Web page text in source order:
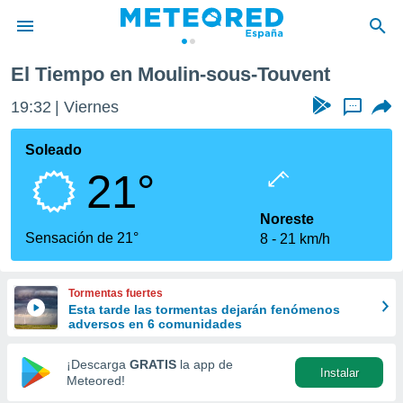
de
por
que se
calidad.
a este
las
y
forma
digital
basada
El Tiempo en Moulin-sous-Touvent
19:32 Viernes ...
Soleado
21°
Sensación de 21°
Noreste
8
21 km/h
Tormentas fuertes
Esta tarde las tormentas dejarán fenómenos
adversos en 6 comunidades
¡Descarga GRATIS la app de
Meteored!
Instalar